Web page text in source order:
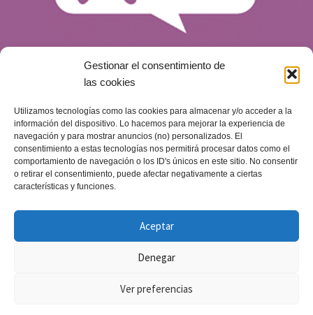
Gestionar el consentimiento de
las cookies
Utilizamos tecnologías como las cookies para almacenar y/o acceder a la
información del dispositivo. Lo hacemos para mejorar la experiencia de
navegación y para mostrar anuncios (no) personalizados. El
consentimiento a estas tecnologías nos permitirá procesar datos como el
comportamiento de navegación o los ID's únicos en este sitio. No consentir
o retirar el consentimiento, puede afectar negativamente a ciertas
características y funciones.
Aceptar
Denegar
Ver preferencias
¿Qué es WooCommerce y por qué es una
opción para tu tienda online?
Publicado el 14 de mayo de 2024 Blog
Copyright © 2019-2026 J&L | Web y comunicación -